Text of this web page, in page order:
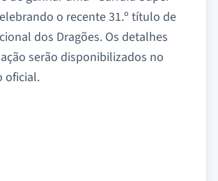
o recente 31.º título de
dos Dragões. Os detalhes
serão disponibilizados no
oficial.